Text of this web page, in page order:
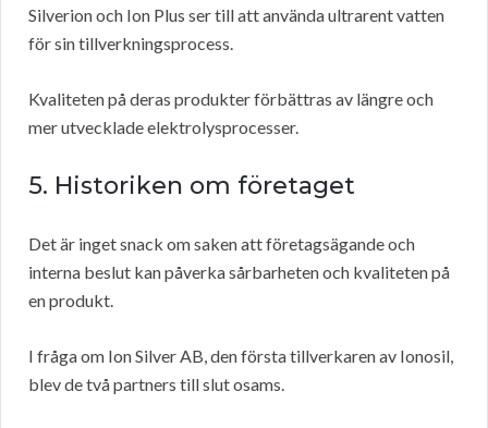
Silverion och Ion Plus ser till att använda ultrarent vatten
för sin tillverkningsprocess.
Kvaliteten på deras produkter förbättras av längre och
mer utvecklade elektrolysprocesser.
5. Historiken om företaget
Det är inget snack om saken att företagsägande och
interna beslut kan påverka sårbarheten och kvaliteten på
en produkt.
I fråga om Ion Silver AB, den första tillverkaren av Ionosil,
blev de två partners till slut osams.